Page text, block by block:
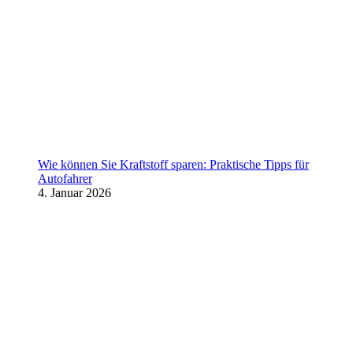
Wie können Sie Kraftstoff sparen: Praktische Tipps für
Autofahrer
4. Januar 2026